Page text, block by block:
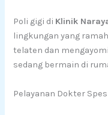
Poli gigi di Klinik
lingkungan yang
telaten dan
sedang bermain di
Pelayanan Dokter